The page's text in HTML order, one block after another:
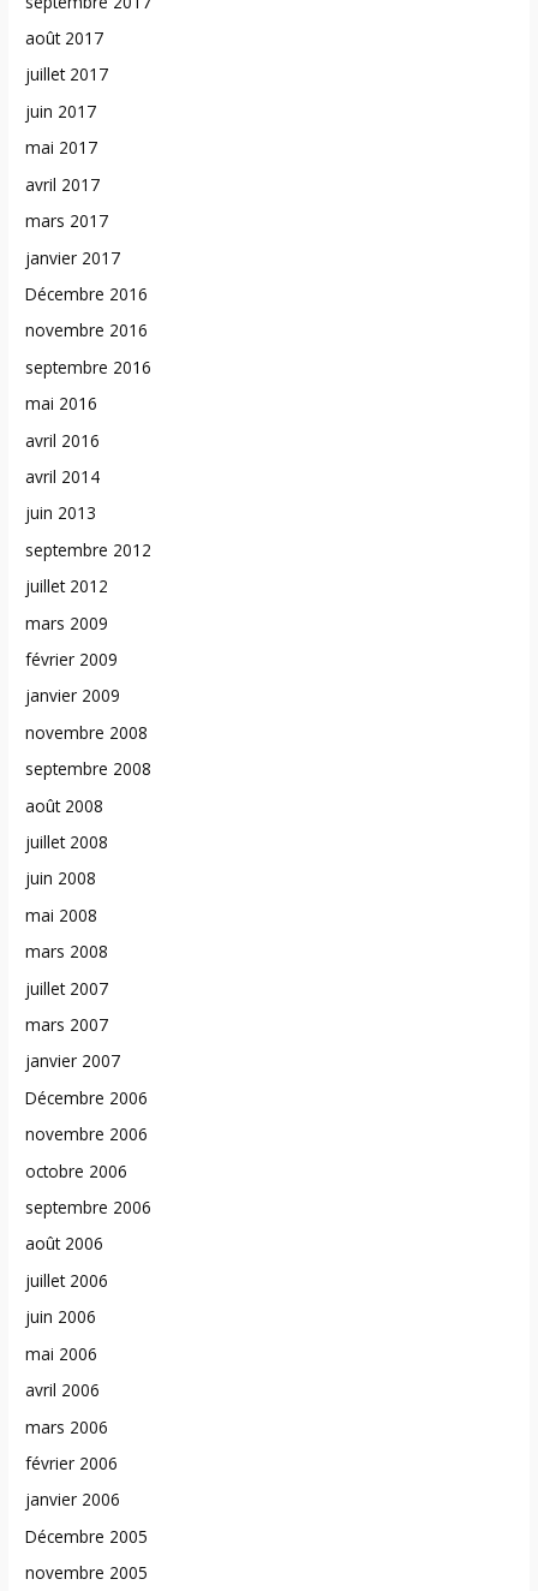
août 2017
juillet 2017
juin 2017
mai 2017
avril 2017
mars 2017
janvier 2017
Décembre 2016
novembre 2016
septembre 2016
mai 2016
avril 2016
avril 2014
juin 2013
septembre 2012
juillet 2012
mars 2009
février 2009
janvier 2009
novembre 2008
septembre 2008
août 2008
juillet 2008
juin 2008
mai 2008
mars 2008
juillet 2007
mars 2007
janvier 2007
Décembre 2006
novembre 2006
octobre 2006
septembre 2006
août 2006
juillet 2006
juin 2006
mai 2006
avril 2006
mars 2006
février 2006
janvier 2006
Décembre 2005
novembre 2005